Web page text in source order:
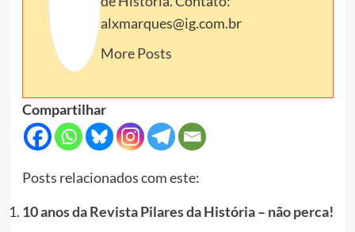
alxmarques@ig.com.br
More Posts
Compartilhar
Posts relacionados com este:
10 anos da Revista Pilares da História – não perca!